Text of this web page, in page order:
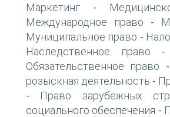
Маркетинг -
Международное право -
Муниципальное право -
Наследственное право
Обязательственное право -
розыскная деятельность -
- Право зарубежных
социального обеспечения -